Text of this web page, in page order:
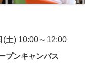
(土) 10:00～12:00
プンキャンパス